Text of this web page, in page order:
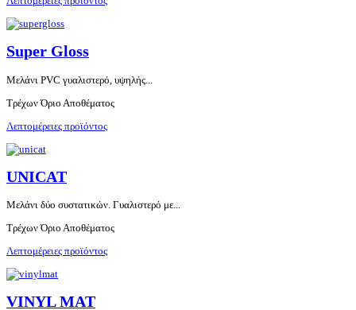
Super Gloss
Μελάνι PVC γυαλιστερό, υψηλής...
Τρέχων Όριο Αποθέματος
Λεπτομέρειες προϊόντος
UNICAT
Μελάνι δύο συστατικών. Γυαλιστερό με...
Τρέχων Όριο Αποθέματος
Λεπτομέρειες προϊόντος
VINYL MAT